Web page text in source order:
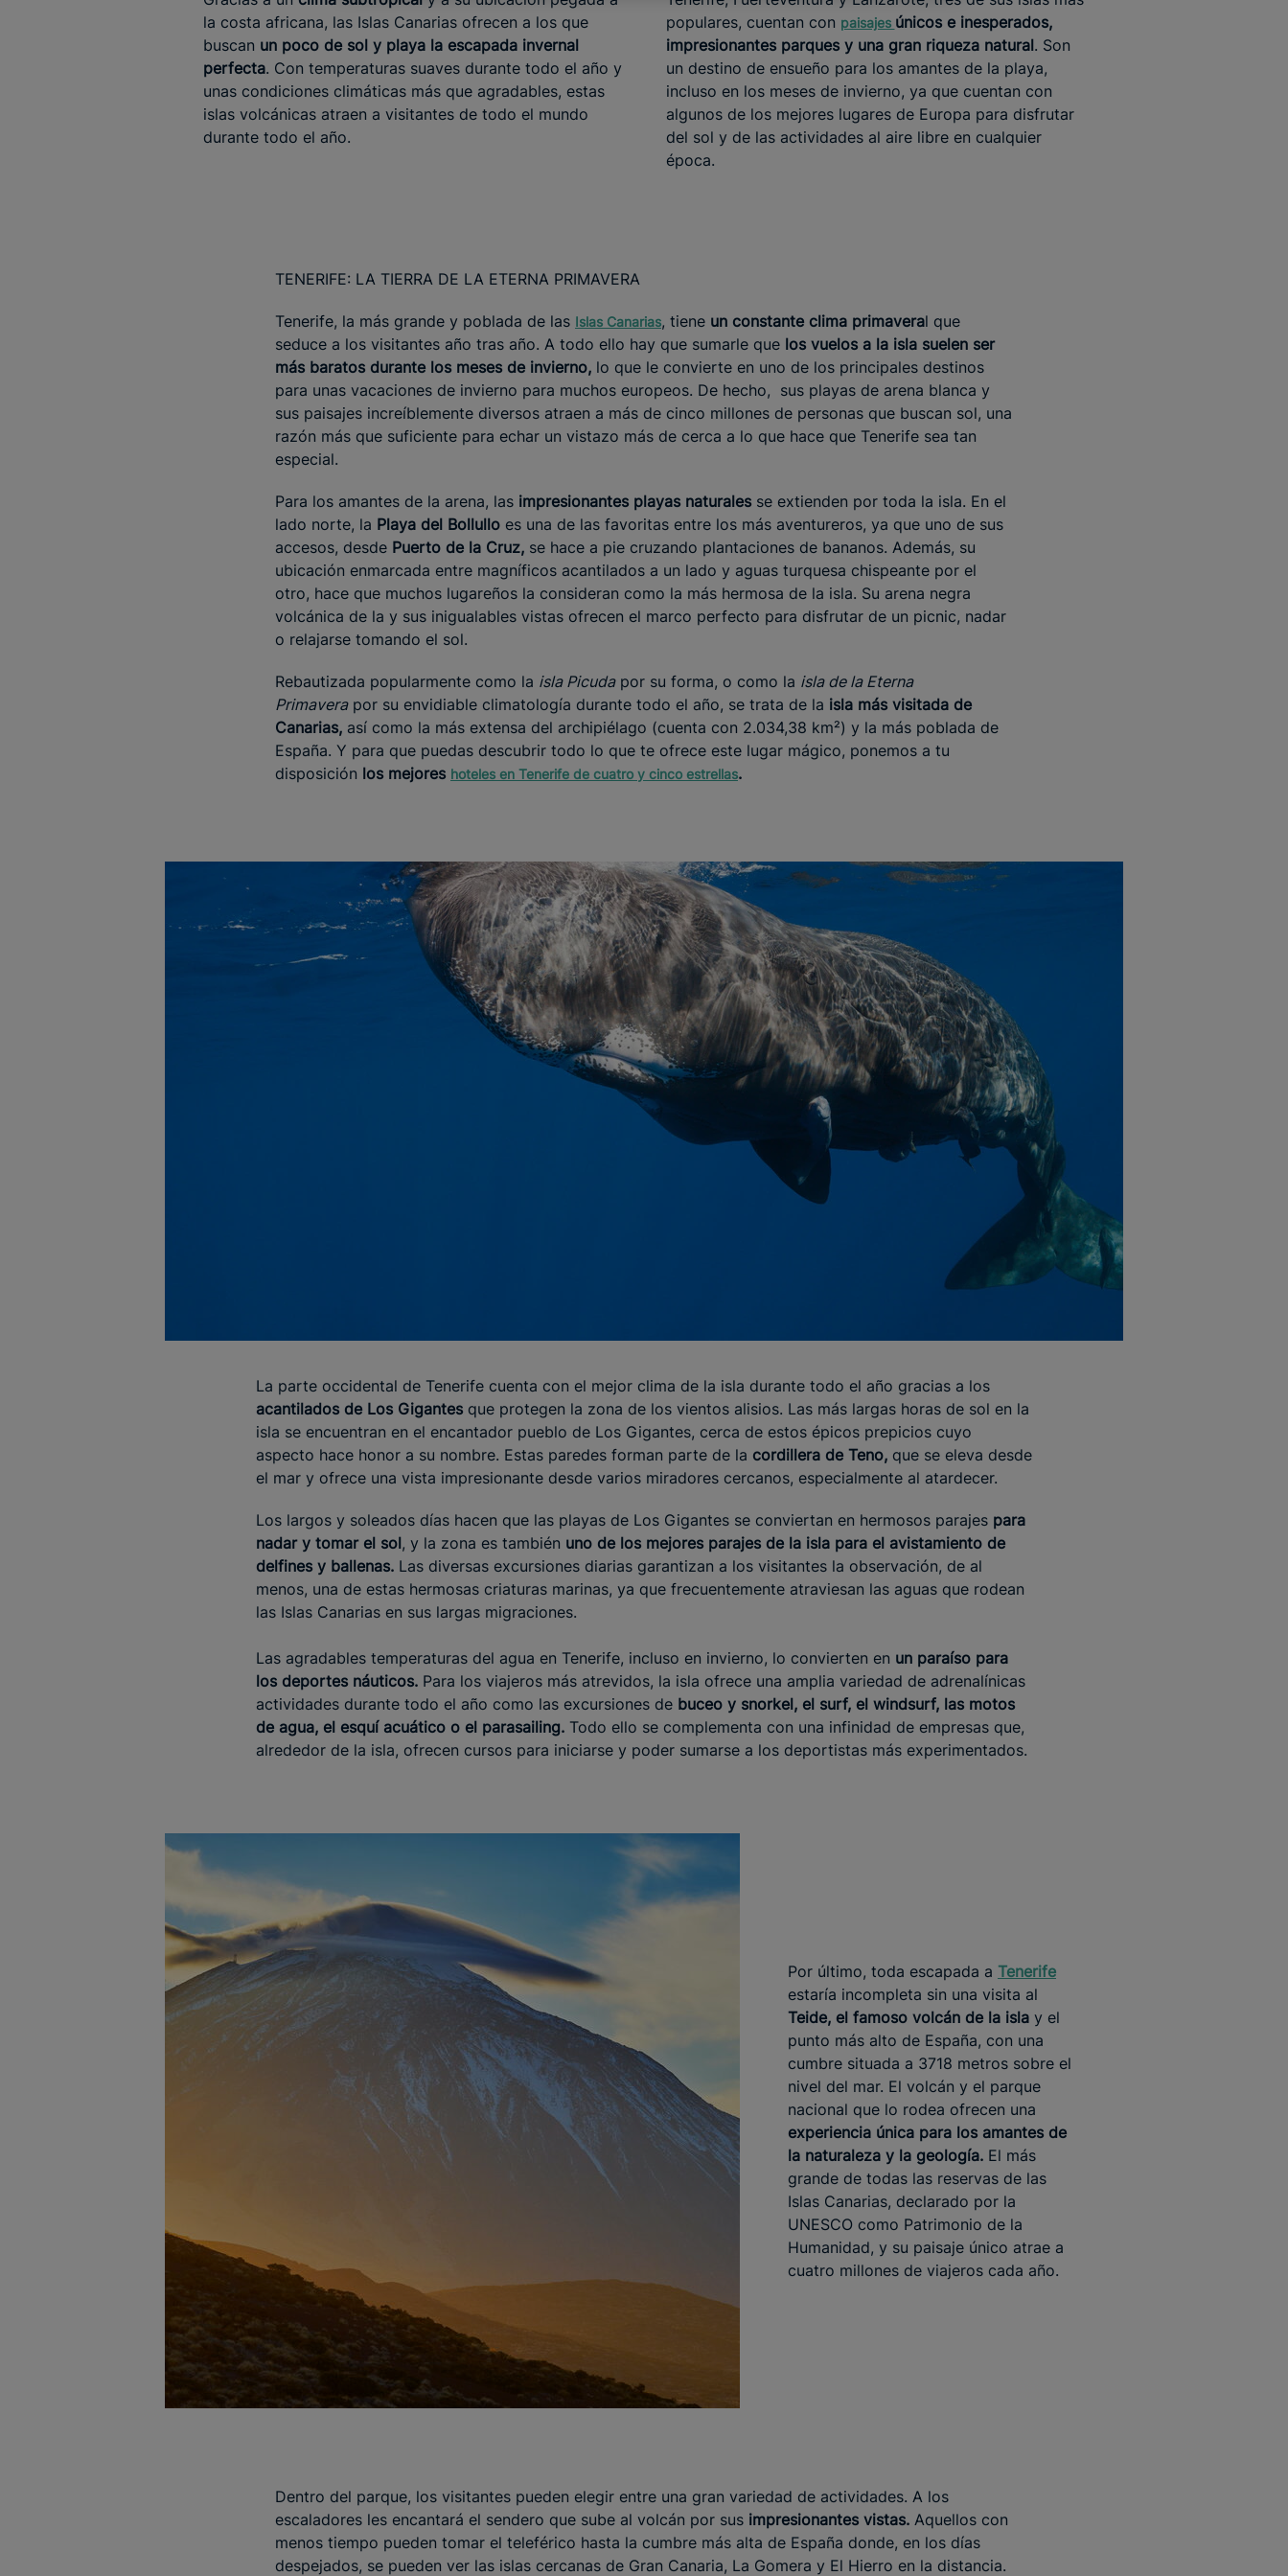
la costa africana, las Islas Canarias ofrecen a los que
buscan un poco de sol y playa la escapada invernal
perfecta. Con temperaturas suaves durante todo el año y
unas condiciones climáticas más que agradables, estas
islas volcánicas atraen a visitantes de todo el mundo
durante todo el año.
populares, cuentan con paisajes únicos e inesperados,
impresionantes parques y una gran riqueza natural. Son
un destino de ensueño para los amantes de la playa,
incluso en los meses de invierno, ya que cuentan con
algunos de los mejores lugares de Europa para disfrutar
del sol y de las actividades al aire libre en cualquier
época.
TENERIFE: LA TIERRA DE LA ETERNA PRIMAVERA
Tenerife, la más grande y poblada de las Islas Canarias, tiene un constante clima primaveral que
seduce a los visitantes año tras año. A todo ello hay que sumarle que los vuelos a la isla suelen ser
más baratos durante los meses de invierno, lo que le convierte en uno de los principales destinos
para unas vacaciones de invierno para muchos europeos. De hecho, sus playas de arena blanca y
sus paisajes increíblemente diversos atraen a más de cinco millones de personas que buscan sol, una
razón más que suficiente para echar un vistazo más de cerca a lo que hace que Tenerife sea tan
especial.
Para los amantes de la arena, las impresionantes playas naturales se extienden por toda la isla. En el
lado norte, la Playa del Bollullo es una de las favoritas entre los más aventureros, ya que uno de sus
accesos, desde Puerto de la Cruz, se hace a pie cruzando plantaciones de bananos. Además, su
ubicación enmarcada entre magníficos acantilados a un lado y aguas turquesa chispeante por el
otro, hace que muchos lugareños la consideran como la más hermosa de la isla. Su arena negra
volcánica de la y sus inigualables vistas ofrecen el marco perfecto para disfrutar de un picnic, nadar
o relajarse tomando el sol.
Rebautizada popularmente como la isla Picudapor su forma, o como la isla de la Eterna
Primaverapor su envidiable climatología durante todo el año, se trata de la isla más visitada de
Canarias, así como la más extensa del archipiélago (cuenta con 2.034,38 km²) y la más poblada de
España. Y para que puedas descubrir todo lo que te ofrece este lugar mágico, ponemos a tu
disposición los mejores hoteles en Tenerife de cuatro y cinco estrellas.
La parte occidental de Tenerife cuenta con el mejor clima de la isla durante todo el año gracias a los
acantilados de Los Gigantes que protegen la zona de los vientos alisios. Las más largas horas de sol en la
isla se encuentran en el encantador pueblo de Los Gigantes, cerca de estos épicos prepicios cuyo
aspecto hace honor a su nombre. Estas paredes forman parte de la cordillera de Teno, que se eleva desde
el mar y ofrece una vista impresionante desde varios miradores cercanos, especialmente al atardecer.
Los largos y soleados días hacen que las playas de Los Gigantes se conviertan en hermosos parajes para
nadar y tomar el sol, y la zona es también uno de los mejores parajes de la isla para el avistamiento de
delfines y ballenas. Las diversas excursiones diarias garantizan a los visitantes la observación, de al
menos, una de estas hermosas criaturas marinas, ya que frecuentemente atraviesan las aguas que rodean
las Islas Canarias en sus largas migraciones.
Las agradables temperaturas del agua en Tenerife, incluso en invierno, lo convierten en un paraíso para
los deportes náuticos. Para los viajeros más atrevidos, la isla ofrece una amplia variedad de adrenalínicas
actividades durante todo el año como las excursiones de buceo y snorkel, el surf, el windsurf, las motos
de agua, el esquí acuático o el parasailing. Todo ello se complementa con una infinidad de empresas que,
alrededor de la isla, ofrecen cursos para iniciarse y poder sumarse a los deportistas más experimentados.
Por último, toda escapada a Tenerife
estaría incompleta sin una visita al
Teide, el famoso volcán de la isla y el
punto más alto de España, con una
cumbre situada a 3718 metros sobre el
nivel del mar. El volcán y el parque
nacional que lo rodea ofrecen una
experiencia única para los amantes de
la naturaleza y la geología. El más
grande de todas las reservas de las
Islas Canarias, declarado por la
UNESCO como Patrimonio de la
Humanidad, y su paisaje único atrae a
cuatro millones de viajeros cada año.
Dentro del parque, los visitantes pueden elegir entre una gran variedad de actividades. A los
escaladores les encantará el sendero que sube al volcán por sus impresionantes vistas. Aquellos con
menos tiempo pueden tomar el teleférico hasta la cumbre más alta de España donde, en los días
despejados, se pueden ver las islas cercanas de Gran Canaria, La Gomera y El Hierro en la distancia.